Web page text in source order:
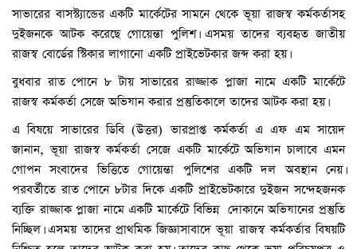
সাভারের বাসস্ট্যান্ডের একটি মার্কেটের সামনে থেকে ভূয়া রাজস্ব কর্মকর্তাসহ
দুইজনকে আটক করেছে গোয়েন্তা পুলিশ। এসময় তাদের ব্যবহৃত জাতীয়
রাজস্ব বোর্ডের স্টিকার লাগানো একটি প্রাইভেটকার জব্দ করা হয়।
বুধবার রাত পোনে ৮ টায় সাভারের রাজ্জাক প্লাজা নামে একটি মার্কেটে
রাজস্ব কর্মকর্তা সেজে অভিযান করার প্রস্তুতিকালে তাদের আটক করা হয়।
এ বিষয়ে সাভারের ডিবি (উত্তর) ভারপ্রাপ্ত কর্মকর্তা এ এফ এম সায়েদ
জানান, ভূয়া রাজস্ব কর্মকর্তা সেজে একটি মার্কেটে অভিযান চালাবে এমন
গোপন সংবাদের ভিত্তিতে গোয়েন্তা পুলিশের একটি দল অবস্থান নেয়।
পরবর্তীতে রাত পোনে ৮টার দিকে একটি প্রাইভেটকারে দুইজন সন্দেহজনক
ব্যক্তি রাজ্জাক প্লাজা নামে একটি মার্কেটে বিভিন্ন দোকানে অভিযানের প্রস্তুতি
নিচ্ছিল। এসময় তাদের প্রাথমিক জিজ্ঞাসাবাদে ভূয়া রাজস্ব কর্মকর্তার বিষয়টি